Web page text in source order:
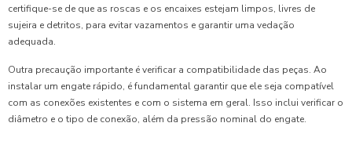
certifique-se de que as roscas e os encaixes estejam limpos, livres de
sujeira e detritos, para evitar vazamentos e garantir uma vedação
adequada.
Outra precaução importante é verificar a compatibilidade das peças. Ao
instalar um engate rápido, é fundamental garantir que ele seja compatível
com as conexões existentes e com o sistema em geral. Isso inclui verificar o
diâmetro e o tipo de conexão, além da pressão nominal do engate.